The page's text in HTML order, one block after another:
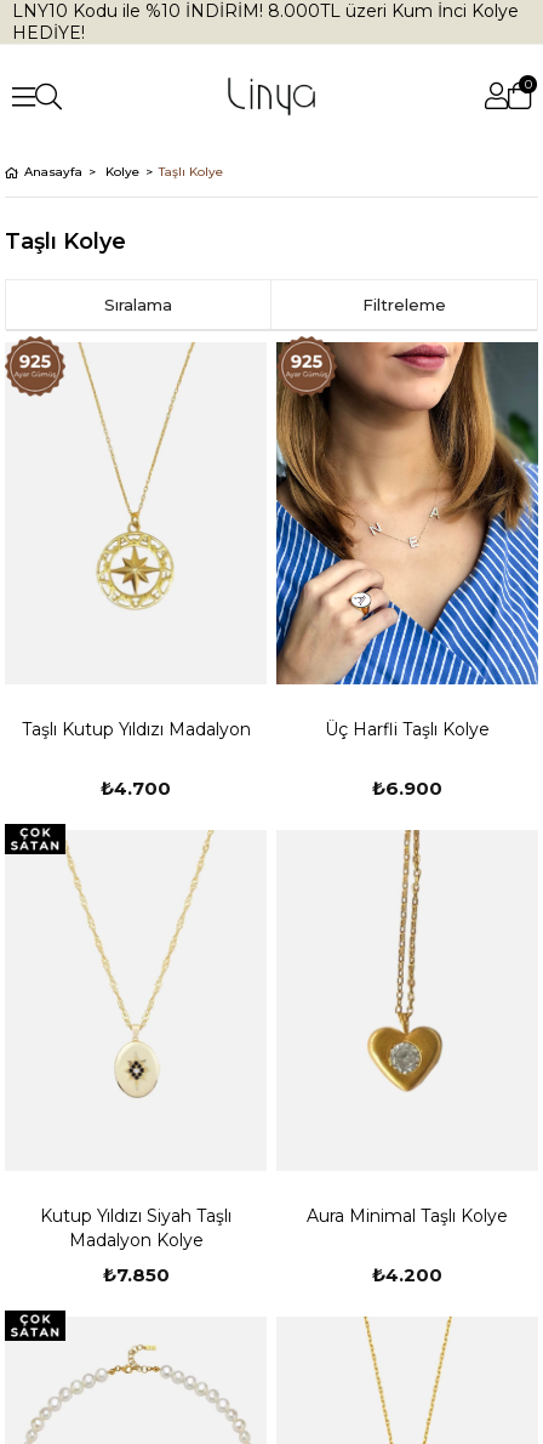
LNY10 Kodu ile %10 İNDİRİM! 8.000TL üzeri Kum İnci Kolye
HEDİYE!
0
Anasayfa Kolye Taşlı Kolye
Taşlı Kolye
Filtreleme
Sıralama
Taşlı Kutup Yıldızı Madalyon
₺4.700
Üç Harfli Taşlı Kolye
₺6.900
Kutup Yıldızı Siyah Taşlı
Madalyon Kolye
₺7.850
Aura Minimal Taşlı Kolye
₺4.200